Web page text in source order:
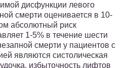
дисфункции левого
смерти оценивается в 10-
абсолютный риск
1-5% в течение шести
смерти у пациентов с
являются систолическая
избыточность лифтов